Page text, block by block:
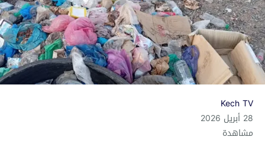
Kech TV
28 أبريل 2026
مشاهدة